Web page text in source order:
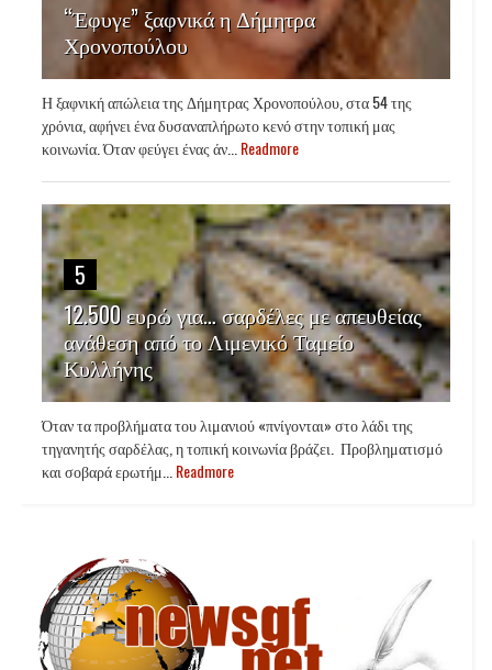
“Έφυγε” ξαφνικά η Δήμητρα
Χρονοπούλου
Η ξαφνική απώλεια της Δήμητρας Χρονοπούλου, στα 54 της
χρόνια, αφήνει ένα δυσαναπλήρωτο κενό στην τοπική μας
κοινωνία. Όταν φεύγει ένας άν... Readmore
5
12.500 ευρώ για… σαρδέλες με απευθείας
ανάθεση από το Λιμενικό Ταμείο
Κυλλήνης
Όταν τα προβλήματα του λιμανιού «πνίγονται» στο λάδι της
τηγανητής σαρδέλας, η τοπική κοινωνία βράζει. Προβληματισμό
και σοβαρά ερωτήμ... Readmore